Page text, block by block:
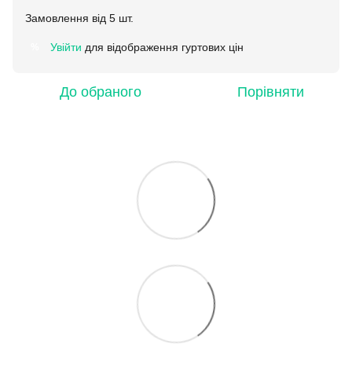
Замовлення від 5 шт.
Увійти для відображення гуртових цін
До обраного Порівняти